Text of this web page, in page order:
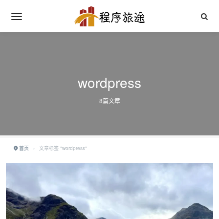
wordpress
8篇文章
首页 › 文章标签 "wordpress"